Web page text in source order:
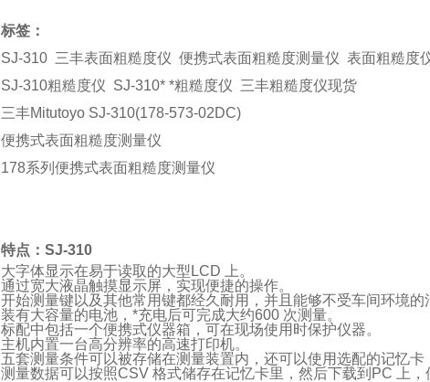
标签：
SJ-310 三丰表面粗糙度仪 便携式表面粗糙度测量仪 表面粗糙度
SJ-310粗糙度仪 SJ-310* *粗糙度仪 三丰粗糙度仪现货
三丰Mitutoyo SJ-310(178-573-02DC)
便携式表面粗糙度测量仪
178系列便携式表面粗糙度测量仪
特点：SJ-310
大字体显示在易于读取的大型LCD 上。
通过宽大液晶触摸显示屏，实现便捷的操作。
开始测量键以及其他常用键都经久耐用，并且能够不受车间环境的
装有大容量的电池，*充电后可完成大约600 次测量。
标配中包括一个便携式仪器箱，可在现场使用时保护仪器。
主机内置一台高分辨率的高速打印机。
五套测量条件可以被存储在测量装置内，还可以使用选配的记忆
测量数据可以按照CSV 格式储存在记忆卡里，然后下载到PC 上，